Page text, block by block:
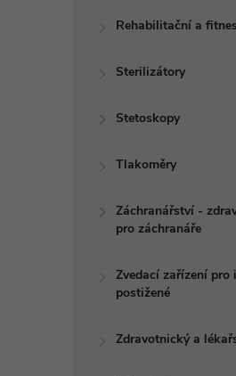
Rehabilitační a
Sterilizátory
Stetoskopy
Tlakoměry
Záchranářství -
pro záchranáře
Zvedací zařízení pro
postižené
Zdravotnický a